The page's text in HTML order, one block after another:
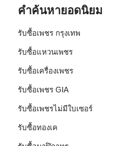
คำค้นหายอดนิยม
รับซื้อเพชร กรุงเทพ
รับซื้อแหวนเพชร
รับซื้อเครื่องเพชร
รับซื้อเพชร GIA
รับซื้อเพชรไม่มีใบเซอร์
รับซื้อทองเค